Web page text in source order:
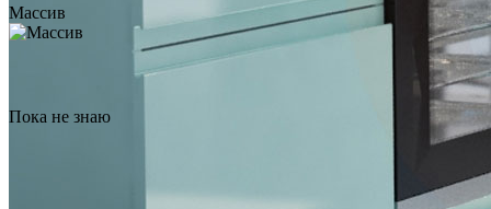
Заказать звонок
Массив
Пока не знаю